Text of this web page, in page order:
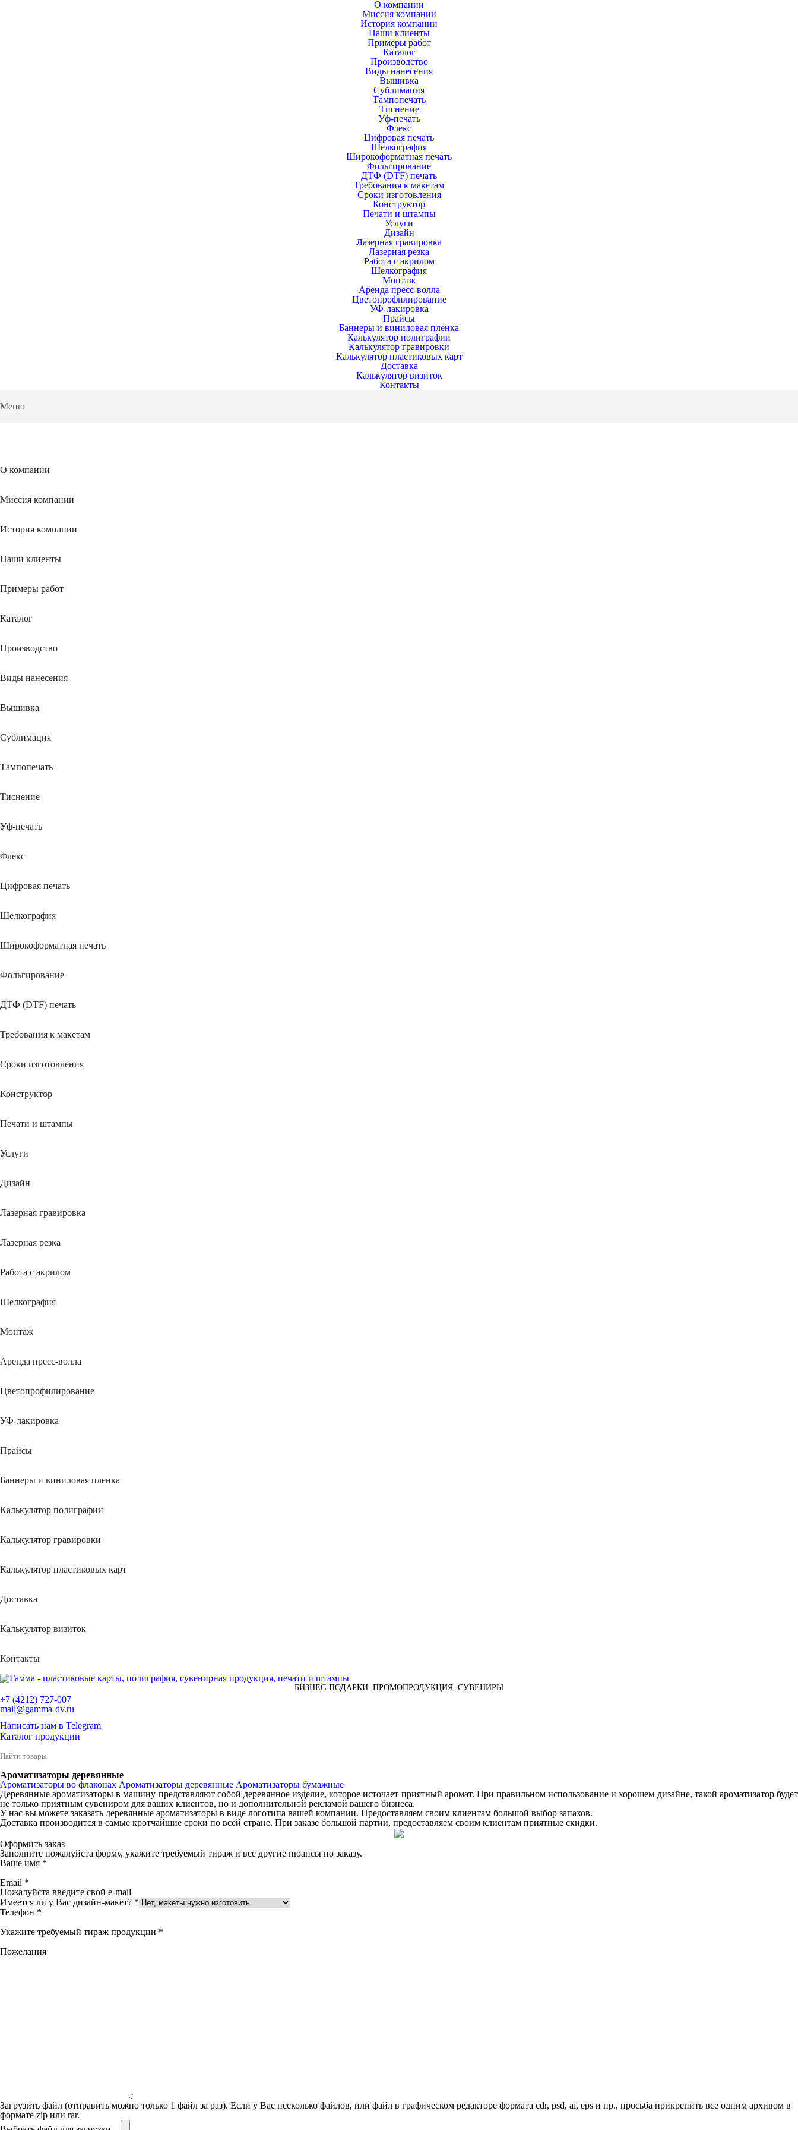
О компании
Миссия компании
История компании
Наши клиенты
Примеры работ
Каталог
Производство
Виды нанесения
Вышивка
Сублимация
Тампопечать
Тиснение
Уф-печать
Флекс
Цифровая печать
Шелкография
Широкоформатная печать
Фольгирование
ДТФ (DTF) печать
Требования к макетам
Сроки изготовления
Конструктор
Печати и штампы
Услуги
Дизайн
Лазерная гравировка
Лазерная резка
Работа с акрилом
Шелкография
Монтаж
Аренда пресс-волла
Цветопрофилирование
УФ-лакировка
Прайсы
Баннеры и виниловая пленка
Калькулятор полиграфии
Калькулятор гравировки
Калькулятор пластиковых карт
Доставка
Калькулятор визиток
Контакты
Меню
О компании
Миссия компании
История компании
Наши клиенты
Примеры работ
Каталог
Производство
Виды нанесения
Вышивка
Сублимация
Тампопечать
Тиснение
Уф-печать
Флекс
Цифровая печать
Шелкография
Широкоформатная печать
Фольгирование
ДТФ (DTF) печать
Требования к макетам
Сроки изготовления
Конструктор
Печати и штампы
Услуги
Дизайн
Лазерная гравировка
Лазерная резка
Работа с акрилом
Шелкография
Монтаж
Аренда пресс-волла
Цветопрофилирование
УФ-лакировка
Прайсы
Баннеры и виниловая пленка
Калькулятор полиграфии
Калькулятор гравировки
Калькулятор пластиковых карт
Доставка
Калькулятор визиток
Контакты
БИЗНЕС-ПОДАРКИ. ПРОМОПРОДУКЦИЯ. СУВЕНИРЫ
+7 (4212) 727-007
mail@gamma-dv.ru
Написать нам в Telegram
Каталог продукции
Ароматизаторы деревянные
Ароматизаторы во флаконах Ароматизаторы деревянные Ароматизаторы бумажные
Деревянные ароматизаторы в машину представляют собой деревянное изделие, которое источает приятный аромат. При правильном использование и хорошем дизайне, такой ароматизатор будет
не только приятным сувениром для ваших клиентов, но и дополнительной рекламой вашего бизнеса.
У нас вы можете заказать деревянные ароматизаторы в виде логотипа вашей компании. Предоставляем своим клиентам большой выбор запахов.
Доставка производится в самые кротчайшие сроки по всей стране. При заказе большой партии, предоставляем своим клиентам приятные скидки.
Оформить заказ
Заполните пожалуйста форму, укажите требуемый тираж и все другие нюансы по заказу.
Ваше имя *
Email *
Пожалуйста введите свой e-mail
Имеется ли у Вас дизайн-макет? *
Телефон *
Укажите требуемый тираж продукции *
Пожелания
Загрузить файл (отправить можно только 1 файл за раз). Если у Вас несколько файлов, или файл в графическом редакторе формата cdr, psd, ai, eps и пр., просьба прикрепить все одним архивом в
формате zip или rar.